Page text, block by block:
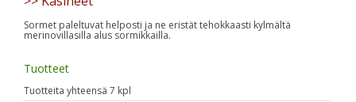
Sormet paleltuvat helposti ja ne eristät tehokkaasti kylmältä
merinovillasilla alus sormikkailla.
Tuotteet
Tuotteita yhteensä 7 kpl